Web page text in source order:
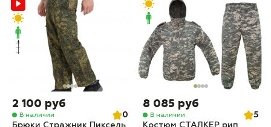
2 100 руб
В наличии
0
Брюки Стражник Пиксель
8 085 руб
В наличии
5
Костюм СТАЛКЕР рип